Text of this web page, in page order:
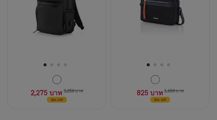
2,275 บาท 3,250 บาท
30% OFF
825 บาท 1,650 บาท
50% OFF